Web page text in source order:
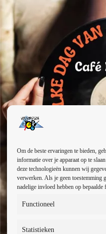
Om de beste ervaringen te bieden,
informatie over je apparaat op te
deze technologieën kunnen wij
verwerken. Als je geen toestemming
nadelige invloed hebben op bepaalde
Functioneel
Statistieken